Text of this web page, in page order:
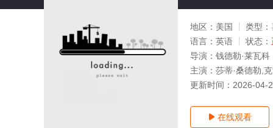
地区： 美国 类型：
语言： 英语 状态：
导演： 钱德勒·莱瓦科
主演： 莎蒂·桑德勒,
更新时间： 2026-04-
 在线观看